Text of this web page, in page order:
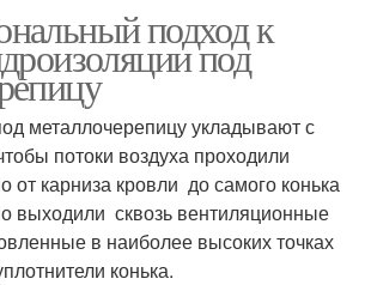
подход к
под
металлочерепицу укладывают с
потоки воздуха проходили
от карниза кровли до самого конька
выходили сквозь вентиляционные
в наиболее высоких точках
конька.